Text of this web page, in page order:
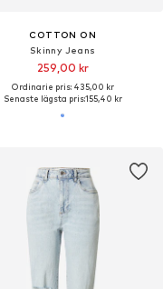
COTTON ON
Skinny Jeans
259,00 kr
Ordinarie pris: 435,00 kr
Senaste lägsta pris:155,40 kr